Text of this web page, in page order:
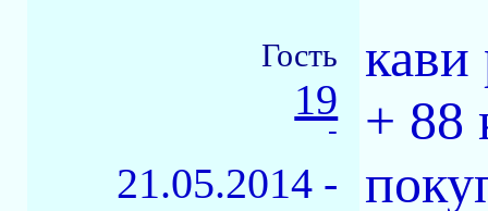
Гость
19
-
21.05.2014 -
кави
+ 88